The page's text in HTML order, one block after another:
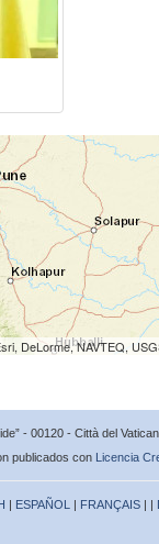
DeLorme, NAVTEQ,
- 00120 - Città del
publicados con Licencia
| ESPAÑOL | FRANÇAIS | |